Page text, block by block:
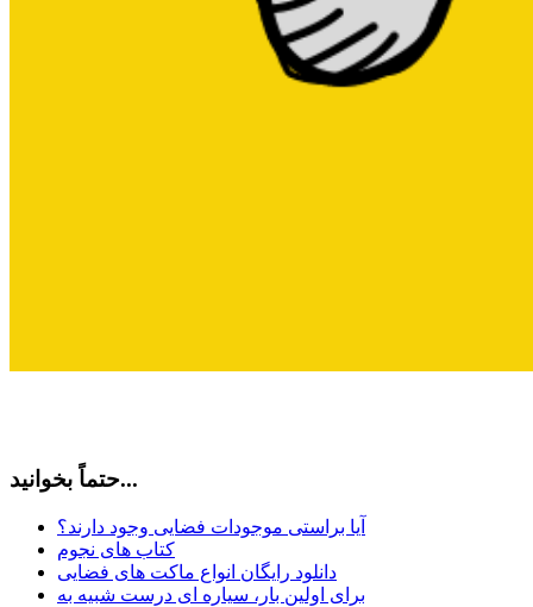
حتماً بخوانید...
آیا براستی موجودات فضایی وجود دارند؟
کتاب های نجوم
دانلود رایگان انواع ماکت های فضایی
برای اولین بار، سیاره ای درست شبیه به